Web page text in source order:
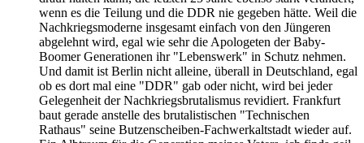
wenn es die Teilung und die DDR nie gegeben hätte. Weil die
Nachkriegsmoderne insgesamt einfach von den Jüngeren
abgelehnt wird, egal wie sehr die Apologeten der Baby-
Boomer Generationen ihr "Lebenswerk" in Schutz nehmen.
Und damit ist Berlin nicht alleine, überall in Deutschland, egal
ob es dort mal eine "DDR" gab oder nicht, wird bei jeder
Gelegenheit der Nachkriegsbrutalismus revidiert. Frankfurt
baut gerade anstelle des brutalistischen "Technischen
Rathaus" seine Butzenscheiben-Fachwerkaltstadt wieder auf.